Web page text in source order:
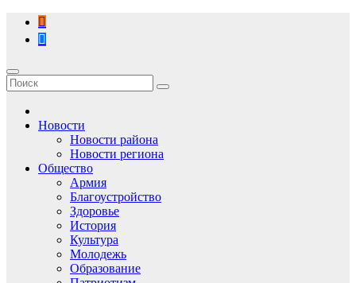
Перейти
содержимому
Новости
Новости района
Новости региона
Общество
Армия
Благоустройство
Здоровье
История
Культура
Молодежь
Образование